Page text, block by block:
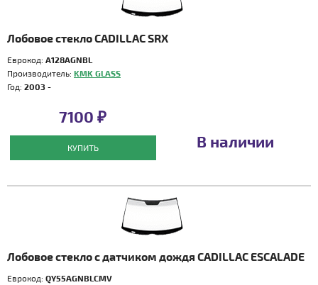
Лобовое стекло CADILLAC SRX
Еврокод: A128AGNBL
Производитель: KMK GLASS
Год: 2003 -
7100 ₽
КУПИТЬ В наличии
Лобовое стекло с датчиком дождя CADILLAC ESCALADE
Еврокод: QY55AGNBLCMV